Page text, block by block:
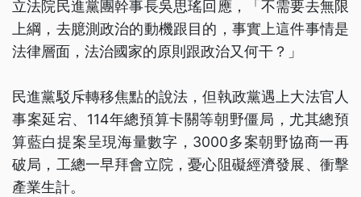
立法院民進黨團幹事長吳思瑤回應，「不需要去無限
上綱，去臆測政治的動機跟目的，事實上這件事情是
法律層面，法治國家的原則跟政治又何干？」
民進黨駁斥轉移焦點的說法，但執政黨遇上大法官人
事案延宕、114年總預算卡關等朝野僵局，尤其總預
算藍白提案呈現海量數字，3000多案朝野協商一再
破局，工總一早拜會立院，憂心阻礙經濟發展、衝擊
產業生計。